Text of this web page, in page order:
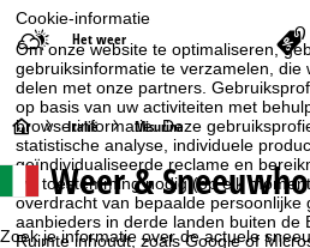
Cookie-informatie
Om onze website te optimaliseren,
gebruiksinformatie te verzamelen, die
delen met onze partners.
op basis van uw activiteiten met
browserinformatie. Deze
statistische analyse, individuele
geïndividualiseerde reclame en
uw toestemming nodig (op elk
overdracht van bepaalde persoonlijke
aanbieders in derde landen buiten de
Ruimte inhoudt, zoals Google of
Het weer
S
t
a
Italië Misurina
Weer &
Zoek je informatie over de actuele